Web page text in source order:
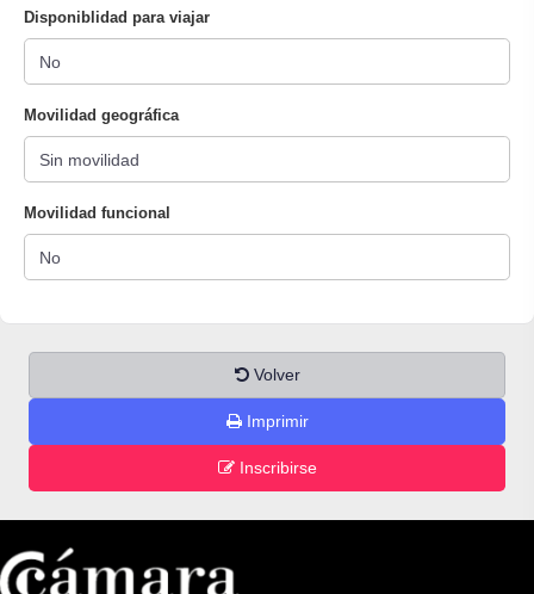
Disponiblidad para viajar
Movilidad geográfica
Movilidad funcional
Volver
Imprimir
Inscribirse